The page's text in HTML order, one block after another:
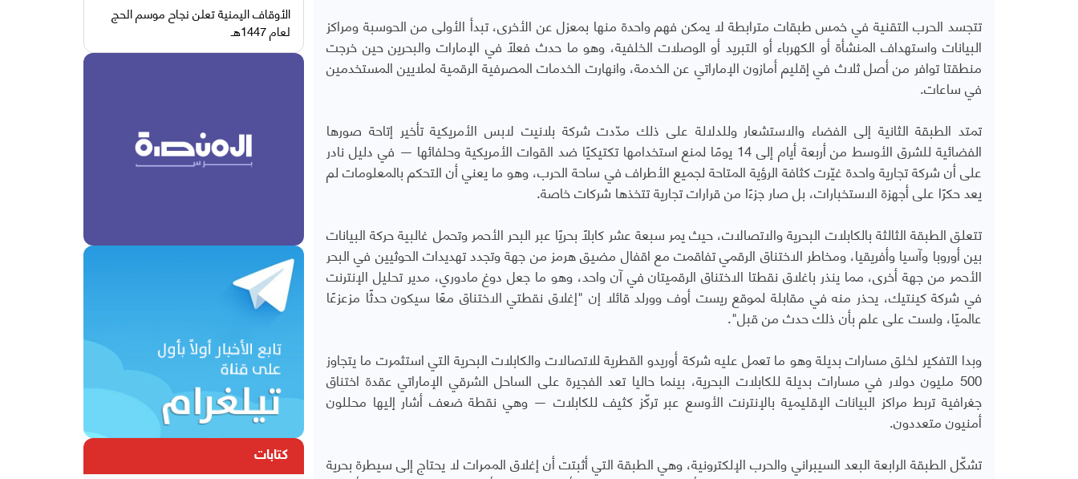
تتجسد الحرب التقنية في خمس طبقات مترابطة لا يمكن فهم واحدة منها بمعزل عن الأخرى، تبدأ الأولى من الحوسبة ومراكز
البيانات واستهداف المنشأة أو الكهرباء أو التبريد أو الوصلات الخلفية، وهو ما حدث فعلًا في الإمارات والبحرين حين خرجت
منطقتا توافر من أصل ثلاث في إقليم أمازون الإماراتي عن الخدمة، وانهارت الخدمات المصرفية الرقمية لملايين المستخدمين
في ساعات.
تمتد الطبقة الثانية إلى الفضاء والاستشعار وللدلالة على ذلك مدّدت شركة بلانيت لابس الأمريكية تأخير إتاحة صورها
الفضائية للشرق الأوسط من أربعة أيام إلى 14 يومًا لمنع استخدامها تكتيكيًا ضد القوات الأمريكية وحلفائها — في دليل نادر
على أن شركة تجارية واحدة غيّرت كثافة الرؤية المتاحة لجميع الأطراف في ساحة الحرب، وهو ما يعني أن التحكم بالمعلومات لم
يعد حكرًا على أجهزة الاستخبارات، بل صار جزءًا من قرارات تجارية تتخذها شركات خاصة.
تتعلق الطبقة الثالثة بالكابلات البحرية والاتصالات، حيث يمر سبعة عشر كابلًا بحريًا عبر البحر الأحمر وتحمل غالبية حركة البيانات
بين أوروبا وآسيا وأفريقيا، ومخاطر الاختناق الرقمي تفاقمت مع اقفال مضيق هرمز من جهة وتجدد تهديدات الحوثيين في البحر
الأحمر من جهة أخرى، مما ينذر باغلاق نقطتا الاختناق الرقميتان في آن واحد، وهو ما جعل دوغ مادوري، مدير تحليل الإنترنت
في شركة كينتيك، يحذر منه في مقابلة لموقع ريست أوف وورلد قائلا إن "إغلاق نقطتي الاختناق معًا سيكون حدثًا مزعزعًا
عالميًا، ولست على علم بأن ذلك حدث من قبل".
وبدا التفكير لخلق مسارات بديلة وهو ما تعمل عليه شركة أوريدو القطرية للاتصالات والكابلات البحرية التي استثمرت ما يتجاوز
500 مليون دولار في مسارات بديلة للكابلات البحرية، بينما حاليا تعد الفجيرة على الساحل الشرقي الإماراتي عقدة اختناق
جغرافية تربط مراكز البيانات الإقليمية بالإنترنت الأوسع عبر تركّز كثيف للكابلات — وهي نقطة ضعف أشار إليها محللون
أمنيون متعددون.
تشكّل الطبقة الرابعة البعد السيبراني والحرب الإلكترونية، وهي الطبقة التي أثبتت أن إغلاق الممرات لا يحتاج إلى سيطرة بحرية
الأوقاف اليمنية تعلن نجاح موسم الحج
لعام 1447هـ
كتابات